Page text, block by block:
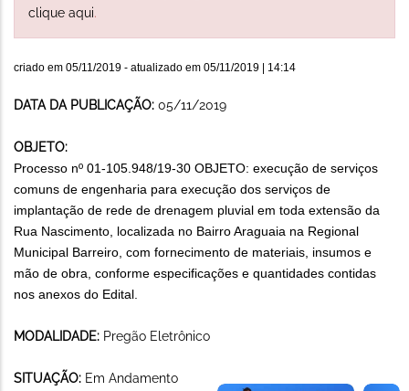
clique aqui.
criado em 05/11/2019 - atualizado em 05/11/2019 | 14:14
DATA DA PUBLICAÇÃO: 05/11/2019
OBJETO:
Processo nº 01-105.948/19-30 OBJETO: execução de serviços
comuns de engenharia para execução dos serviços de
implantação de rede de drenagem pluvial em toda extensão da
Rua Nascimento, localizada no Bairro Araguaia na Regional
Municipal Barreiro , com fornecimento de materiais, insumos e
mão de obra, conforme especificações e quantidades contidas
nos anexos do Edital.
MODALIDADE: Pregão Eletrônico
SITUAÇÃO: Em Andamento